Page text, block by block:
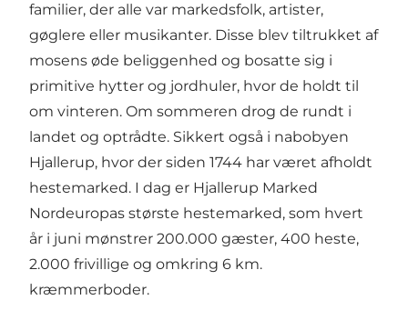
familier, der alle var markedsfolk, artister,
gøglere eller musikanter. Disse blev tiltrukket af
mosens øde beliggenhed og bosatte sig i
primitive hytter og jordhuler, hvor de holdt til
om vinteren. Om sommeren drog de rundt i
landet og optrådte. Sikkert også i nabobyen
Hjallerup, hvor der siden 1744 har været afholdt
hestemarked. I dag er Hjallerup Marked
Nordeuropas største hestemarked, som hvert
år i juni mønstrer 200.000 gæster, 400 heste,
2.000 frivillige og omkring 6 km.
kræmmerboder.